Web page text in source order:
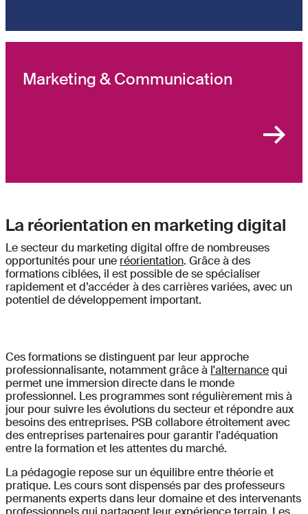
Marketing & Communication
La réorientation en marketing digital
Le secteur du marketing digital offre de nombreuses
opportunités pour une réorientation. Grâce à des
formations ciblées, il est possible de se spécialiser
rapidement et d’accéder à des carrières variées, avec un
potentiel de développement important.
Ces formations se distinguent par leur approche
professionnalisante, notamment grâce à l'alternancequi
permet une immersion directe dans le monde
professionnel. Les programmes sont régulièrement mis à
jour pour suivre les évolutions du secteur et répondre aux
besoins des entreprises. PSB collabore étroitement avec
des entreprises partenaires pour garantir l'adéquation
entre la formation et les attentes du marché.
La pédagogie repose sur un équilibre entre théorie et
pratique. Les cours sont dispensés par des professeurs
permanents experts dans leur domaine et des intervenants